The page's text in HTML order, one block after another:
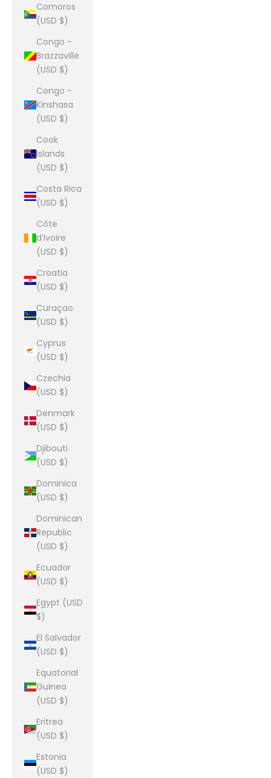
Comoros
(USD $)
Congo -
Brazzaville
(USD $)
Congo -
Kinshasa
(USD $)
Cook
Islands
(USD $)
Costa Rica
(USD $)
Côte
d’Ivoire
(USD $)
Croatia
(USD $)
Curaçao
(USD $)
Cyprus
(USD $)
Czechia
(USD $)
Denmark
(USD $)
Djibouti
(USD $)
Dominica
(USD $)
Dominican
Republic
(USD $)
Ecuador
(USD $)
Egypt (USD
$)
El Salvador
(USD $)
Equatorial
Guinea
(USD $)
Eritrea
(USD $)
Estonia
(USD $)